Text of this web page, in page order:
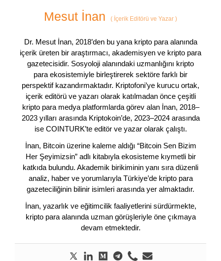
Mesut İnan ( İçerik Editörü ve Yazar )
Dr. Mesut İnan, 2018’den bu yana kripto para alanında
içerik üreten bir araştırmacı, akademisyen ve kripto para
gazetecisidir. Sosyoloji alanındaki uzmanlığını kripto
para ekosistemiyle birleştirerek sektöre farklı bir
perspektif kazandırmaktadır. Kriptofoni’ye kurucu ortak,
içerik editörü ve yazarı olarak katılmadan önce çeşitli
kripto para medya platformlarda görev alan İnan, 2018–
2023 yılları arasında Kriptokoin’de, 2023–2024 arasında
ise COINTURK’te editör ve yazar olarak çalıştı.
İnan, Bitcoin üzerine kaleme aldığı “Bitcoin Sen Bizim
Her Şeyimizsin” adlı kitabıyla ekosisteme kıymetli bir
katkıda bulundu. Akademik birikiminin yanı sıra düzenli
analiz, haber ve yorumlarıyla Türkiye’de kripto para
gazeteciliğinin bilinir isimleri arasında yer almaktadır.
İnan, yazarlık ve eğitimcilik faaliyetlerini sürdürmekte,
kripto para alanında uzman görüşleriyle öne çıkmaya
devam etmektedir.